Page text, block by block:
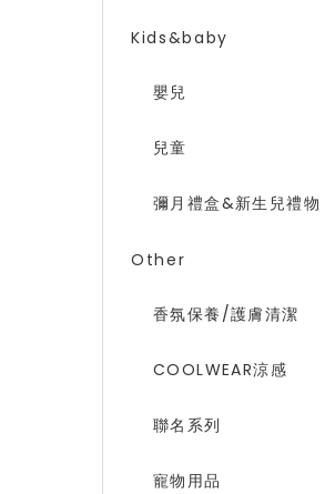
Kids&baby
嬰兒
兒童
彌月禮盒&新生兒禮物
Other
香氛保養/護膚清潔
COOLWEAR涼感
聯名系列
寵物用品